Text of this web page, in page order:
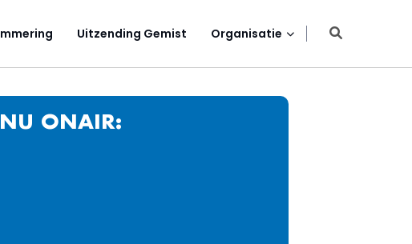
Uitzending Gemist Organisatie
NU ONAIR: